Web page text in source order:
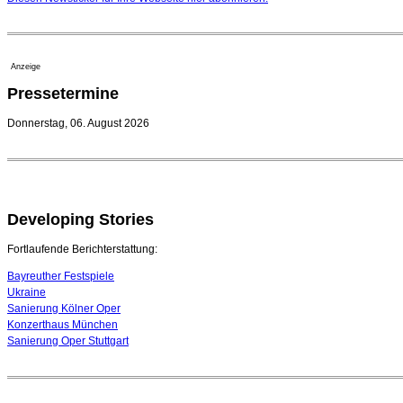
Anzeige
Pressetermine
Donnerstag, 06. August 2026
Developing Stories
Fortlaufende Berichterstattung:
Bayreuther Festspiele
Ukraine
Sanierung Kölner Oper
Konzerthaus München
Sanierung Oper Stuttgart